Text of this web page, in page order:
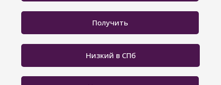
Получить
Низкий в СПб